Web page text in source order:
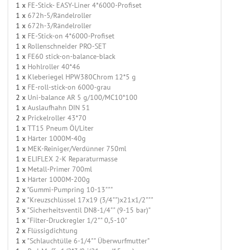
1 x FE-Stick- EASY-Liner 4*6000-Profiset
1 x 672h-5/Rändelroller
1 x 672h-3/Rändelroller
1 x FE-Stick-on 4*6000-Profiset
1 x Rollenschneider PRO-SET
1 x FE60 stick-on-balance-black
1 x Hohlroller 40*46
1 x Kleberiegel HPW380Chrom 12*5 g
1 x FE-roll-stick-on 6000-grau
2 x Uni-balance AR 5 g/100/MC10*100
1 x Auslaufhahn DIN 51
2 x Prickelroller 43*70
1 x TT15 Pneum Öl/Liter
1 x Härter 1000M-40g
1 x MEK-Reiniger/Verdünner 750ml
1 x ELIFLEX 2-K Reparaturmasse
1 x Metall-Primer 700ml
1 x Härter 1000M-200g
2 x "Gummi-Pumpring 10-13"""
2 x "Kreuzschlüssel 17x19 (3/4"")x21x1/2"""
3 x "Sicherheitsventil DN8-1/4"" (9-15 bar)"
1 x "Filter-Druckregler 1/2"" 0,5-10"
2 x Flüssigdichtung
1 x "Schlauchtülle 6-1/4"" Überwurfmutter"